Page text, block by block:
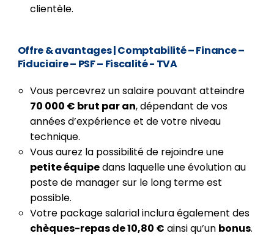
clientèle.
Offre & avantages| Comptabilité – Finance –
Fiduciaire – PSF – Fiscalité - TVA
Vous percevrez un salaire pouvant atteindre
70 000 € brut par an, dépendant de vos
années d’expérience et de votre niveau
technique.
Vous aurez la possibilité de rejoindre une
petite équipedans laquelle une évolution au
poste de manager sur le long terme est
possible.
Votre package salarial inclura également des
chèques-repas de 10,80 € ainsi qu’un bonus.